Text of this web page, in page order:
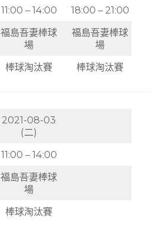
11:00 – 14:00 18:00 – 21:00
福島吾妻棒球
場
福島吾妻棒球
場
棒球淘汰賽 棒球淘汰賽
2021-08-03
(二)
11:00 – 14:00
福島吾妻棒球
場
棒球淘汰賽